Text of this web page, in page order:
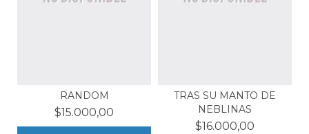
RANDOM
$15.000,00
TRAS SU MANTO DE
NEBLINAS
$16.000,00